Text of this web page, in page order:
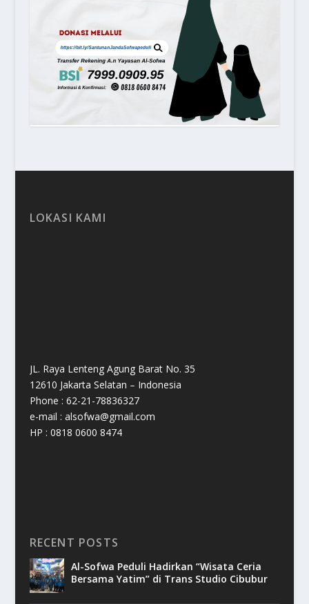
LOKASI KAMI
JL. Raya Lenteng Agung Barat No. 35
12610 Jakarta Selatan – Indonesia
Phone : 62-21-78836327
e-mail : alsofwa@gmail.com
HP : 0818 0600 8474
RECENT POSTS
Al-Sofwa Peduli Hadirkan “Wisata Ceria
Bersama Yatim” di Trans Studio Cibubur